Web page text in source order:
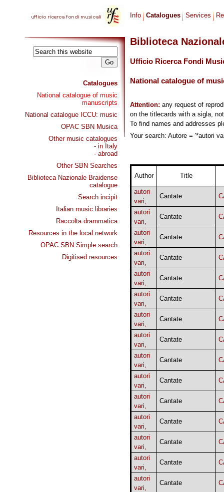
Catalogues
National catalogue of music
manuscripts
National catalogue ICCU: music
OPAC SBN Musica
Other music catalogues
- in Italy
- abroad
Other SBN Searches
Biblioteca Nazionale Braidense
catalogue
Search incipit
Italian music libraries
Raccolta drammatica
Resources in the local network
OPAC SBN Simple search
Digitised resources
Info Catalogues Services
Biblioteca
Ufficio Ricerca Fondi
National catalogue of
Attention: any request of
on the titlecards with a sigla,
To find names and addresses
Your search: Autore = '*autori
Author Title
autori
vari,
Cantate
autori
vari,
Cantate
autori
vari,
Cantate
autori
vari,
Cantate
autori
vari,
Cantate
autori
vari,
Cantate
autori
vari,
Cantate
autori
vari,
Cantate
autori
vari,
Cantate
autori
vari,
Cantate
autori
vari,
Cantate
autori
vari,
Cantate
autori
vari,
Cantate
autori
vari,
Cantate
autori
vari,
Cantate